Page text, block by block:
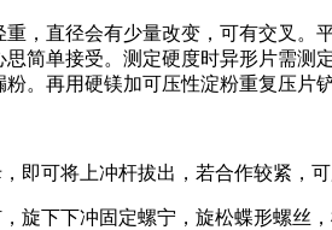
，直径会有少量改变，可有交叉。
简单接受。测定硬度时异形片需
。再用硬镁加可压性淀粉重复压片铲
即可将上冲杆拔出，若合作较紧，
旋下下冲固定螺宁，旋松蝶形螺丝